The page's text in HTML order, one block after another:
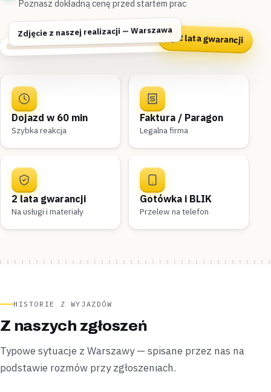
Poznasz dokładną cenę przed startem prac
2 lata gwarancji
Zdjęcie z naszej realizacji — Warszawa
Dojazd w 60 min
Szybka reakcja
Faktura / Paragon
Legalna firma
2 lata gwarancji
Na usługi i materiały
Gotówka i BLIK
Przelew na telefon
HISTORIE Z WYJAZDÓW
Z naszych zgłoszeń
Typowe sytuacje z Warszawy — spisane przez nas na
podstawie rozmów przy zgłoszeniach.